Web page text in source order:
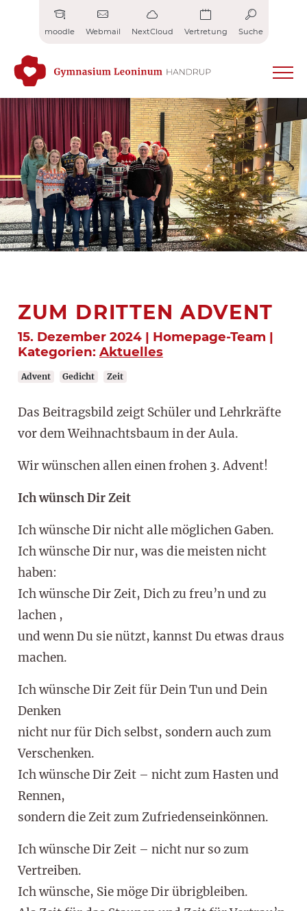
moodle Webmail NextCloud Vertretung Suche
ZUM DRITTEN ADVENT
15. Dezember 2024 | Homepage-Team |
Kategorien: Aktuelles
Advent Gedicht Zeit
Das Beitragsbild zeigt Schüler und Lehrkräfte
vor dem Weihnachtsbaum in der Aula.
Wir wünschen allen einen frohen 3. Advent!
Ich wünsch Dir Zeit
Ich wünsche Dir nicht alle möglichen Gaben.
Ich wünsche Dir nur, was die meisten nicht
haben:
Ich wünsche Dir Zeit, Dich zu freu’n und zu
lachen ,
und wenn Du sie nützt, kannst Du etwas draus
machen.
Ich wünsche Dir Zeit für Dein Tun und Dein
Denken
nicht nur für Dich selbst, sondern auch zum
Verschenken.
Ich wünsche Dir Zeit – nicht zum Hasten und
Rennen,
sondern die Zeit zum Zufriedenseinkönnen.
Ich wünsche Dir Zeit – nicht nur so zum
Vertreiben.
Ich wünsche, Sie möge Dir übrigbleiben.